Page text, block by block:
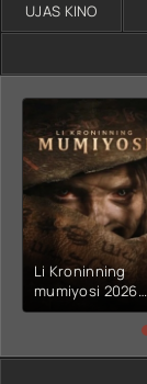
UJAS KINO
Li Kroninning
mumiyosi 2026
(uzbek tilida
kino) tarjima HD